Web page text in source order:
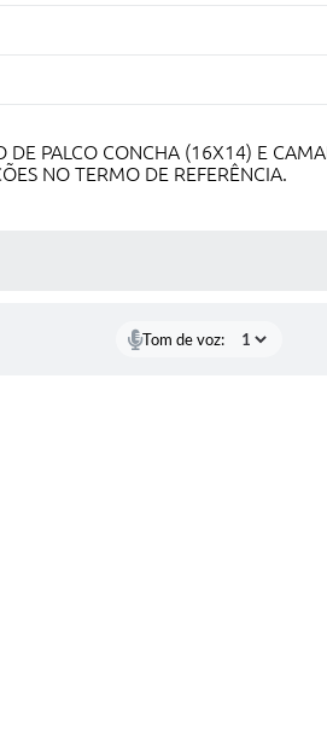
DE PALCO CONCHA (16X14) E
NO TERMO DE REFERÊNCIA.
Tom de voz: